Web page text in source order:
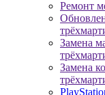
Ремонт
Замена
Замена